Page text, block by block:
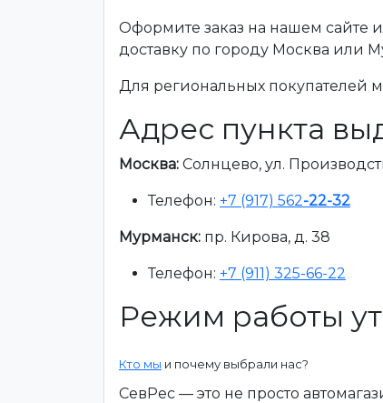
Оформите заказ на нашем сайте
доставку по городу Москва или
Для региональных покупателей
Адрес пункта
Москва: Солнцево, ул.
Телефон: +7 (917) 562-22-32
Мурманск: пр. Кирова, д. 38
Телефон: +7 (911) 325-66-22
Режим работы
Кто мы и почему выбрали нас?
СевРес — это не просто